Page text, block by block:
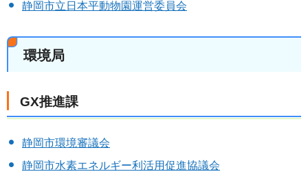
静岡市立日本平動物園運営委員会
環境局
GX推進課
静岡市環境審議会
静岡市水素エネルギー利活用促進協議会